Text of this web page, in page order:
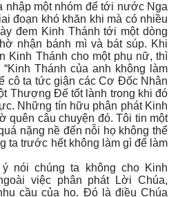
nhập một nhóm để tới nước Nga
đoạn khó khăn khi mà có nhiều
đem Kinh Thánh tới một dòng
nhận bánh mì và bát súp. Khi
Kinh Thánh cho một phụ nữ, thì
Thánh của anh không làm
cô ta tức giận các Cơ Đốc Nhân
Thượng Đế tốt lành trong khi đó
Những tín hữu phân phát Kinh
quên câu chuyện đó. Tôi tin một
nặng nề đến nỗi họ không thể
ta trước hết không làm gì để làm
nói chúng ta không cho Kinh
việc phân phát Lời Chúa,
cầu của họ. Đó là điều Chúa